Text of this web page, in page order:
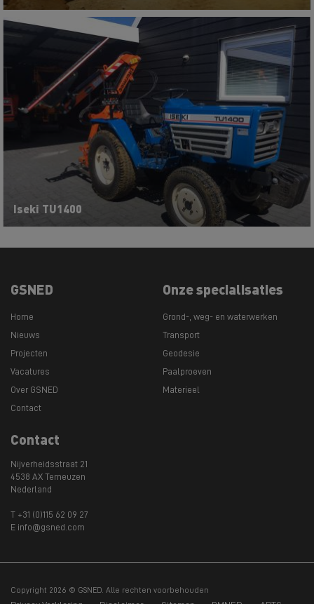
Iseki TU1400
GSNED
Home
Nieuws
Projecten
Vacatures
Over GSNED
Contact
Onze specialisaties
Grond-, weg- en waterwerken
Transport
Geodesie
Paalproeven
Materieel
Contact
Nijverheidsstraat 21
4538 AX Terneuzen
Nederland
T +31 (0)115 62 09 27
E info@gsned.com
Copyright 2026 © GSNED. Alle rechten voorbehouden